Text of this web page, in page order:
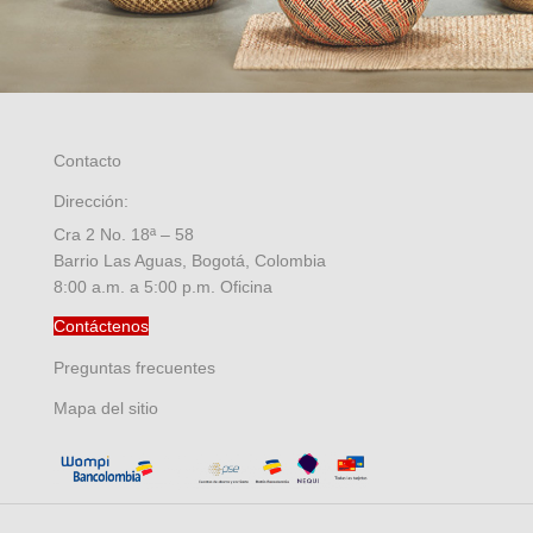
Contacto
Dirección:
Cra 2 No. 18ª – 58
Barrio Las Aguas, Bogotá, Colombia
8:00 a.m. a 5:00 p.m. Oficina
Contáctenos
Preguntas frecuentes
Mapa del sitio